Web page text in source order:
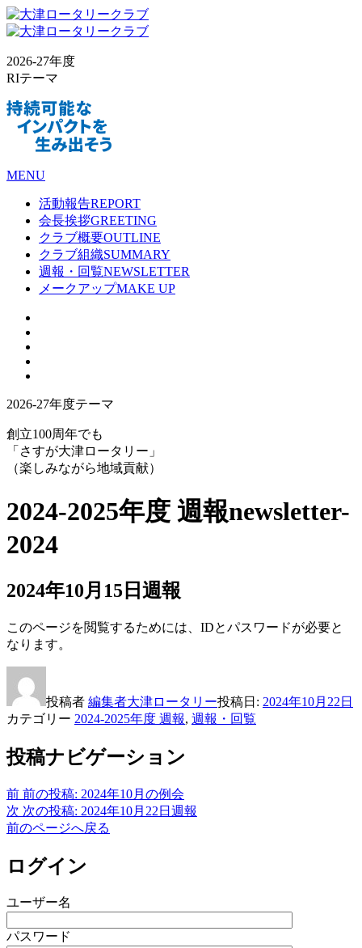
2026-27年度
RIテーマ
MENU
活動報告REPORT
会長挨拶GREETING
クラブ概要OUTLINE
クラブ組織SUMMARY
週報・回覧NEWSLETTER
メークアップMAKE UP
2026-27年度テーマ
創立100周年でも
「さすが大津ロータリー」
（楽しみながら地域貢献）
2024-2025年度 週報newsletter-
2024
2024年10月15日週報
このページを閲覧するためには、IDとパスワードが必要と
なります。
投稿者 編集者大津ロータリー投稿日: 2024年10月22日
カテゴリー 2024-2025年度 週報, 週報・回覧
投稿ナビゲーション
前 前の投稿: 2024年10月の例会
次 次の投稿: 2024年10月22日週報
前のページへ戻る
ログイン
ユーザー名
パスワード